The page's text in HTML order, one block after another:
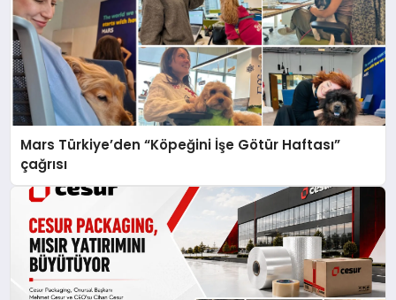
Mars Türkiye’den “Köpeğini İşe Götür Haftası”
çağrısı